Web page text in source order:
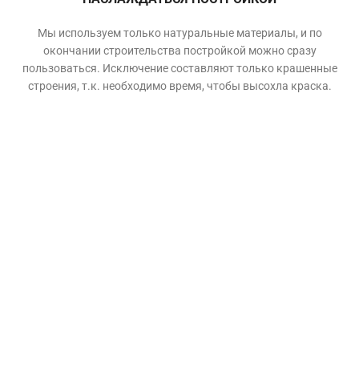
Мы используем только натуральные материалы, и по
окончании строительства постройкой можно сразу
пользоваться. Исключение составляют только крашенные
строения, т.к. необходимо время, чтобы высохла краска.